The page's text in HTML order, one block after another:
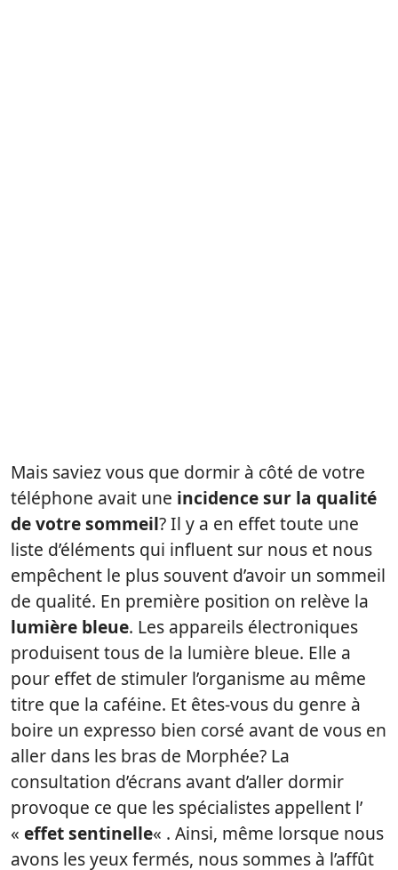
Mais saviez vous que dormir à côté de votre
téléphone avait une incidence sur la qualité
de votre sommeil? Il y a en effet toute une
liste d’éléments qui influent sur nous et nous
empêchent le plus souvent d’avoir un sommeil
de qualité. En première position on relève la
lumière bleue. Les appareils électroniques
produisent tous de la lumière bleue. Elle a
pour effet de stimuler l’organisme au même
titre que la caféine. Et êtes-vous du genre à
boire un expresso bien corsé avant de vous en
aller dans les bras de Morphée? La
consultation d’écrans avant d’aller dormir
provoque ce que les spécialistes appellent l’
« effet sentinelle« . Ainsi, même lorsque nous
avons les yeux fermés, nous sommes à l’affût